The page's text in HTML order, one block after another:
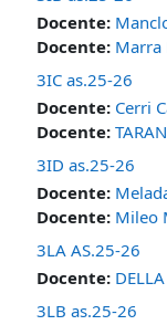
Docente:
Docente: Marra
3IC as.25-26
Docente: Cerri
Docente:
3ID as.25-26
Docente:
Docente: Mileo
3LA AS.25-26
Docente:
3LB as.25-26